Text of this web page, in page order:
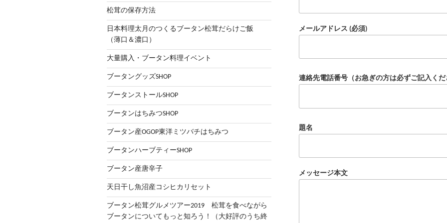
松茸の保存方法
日本料理太月のつくるブータン松茸だらけご飯
（薄口＆濃口）
大量購入・ブータン料理イベント
ブータングッズSHOP
ブータンストールSHOP
ブータンはちみつSHOP
ブータン産OGOP東洋ミツバチはちみつ
ブータンハーブティーSHOP
ブータン産唐辛子
天日干し魚沼産コシヒカリセット
ブータン松茸グルメツアー2019 松茸を食べながら
ブータンについてもっと知ろう！（大好評のうち終
メールアドレス (必須)
連絡先電話番号（お急ぎの方は必ずご記入く
題名
メッセージ本文